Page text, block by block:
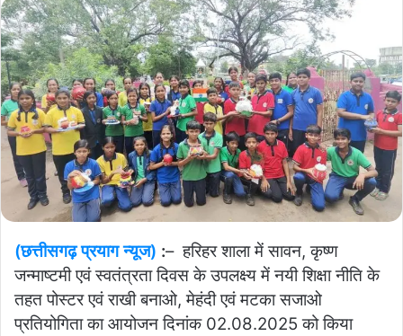
(छत्तीसगढ़ प्रयाग न्यूज) :– हरिहर शाला में सावन, कृष्ण
जन्माष्टमी एवं स्वतंत्रता दिवस के उपलक्ष्य में नयी शिक्षा नीति के
तहत पोस्टर एवं राखी बनाओ, मेहंदी एवं मटका सजाओ
प्रतियोगिता का आयोजन दिनांक 02.08.2025 को किया